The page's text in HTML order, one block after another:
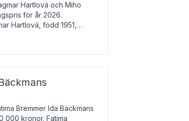
Hartlová och Miho
för år 2026.
Hartlová, född 1951,
Bremmer Ida Bäckmans
000 kronor. Fatima